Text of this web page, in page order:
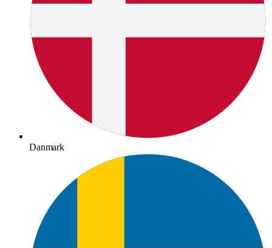
Danmark